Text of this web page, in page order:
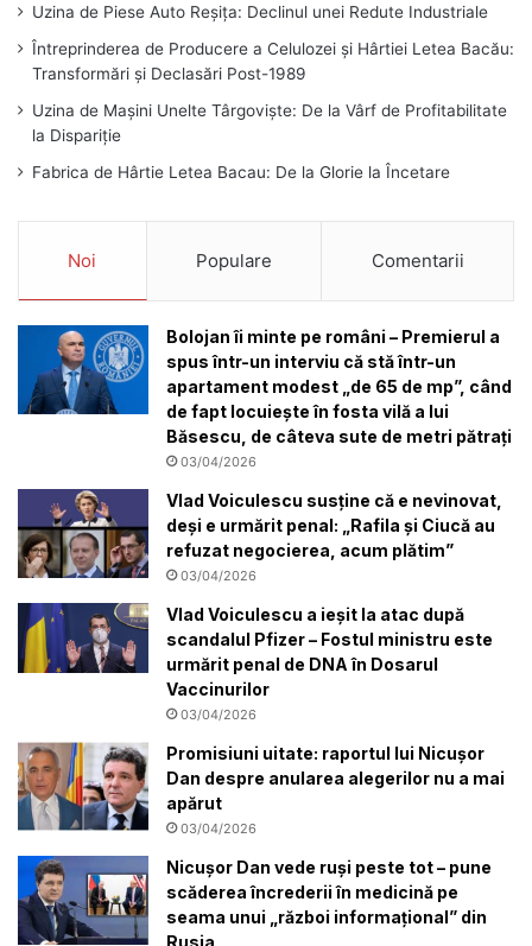
Uzina de Piese Auto Reșița: Declinul unei Redute Industriale
Întreprinderea de Producere a Celulozei și Hârtiei Letea Bacău:
Transformări și Declasări Post-1989
Uzina de Mașini Unelte Târgoviște: De la Vârf de Profitabilitate
la Dispariție
Fabrica de Hârtie Letea Bacau: De la Glorie la Încetare
Noi Populare Comentarii
Bolojan îi minte pe români – Premierul a
spus într-un interviu că stă într-un
apartament modest „de 65 de mp”, când
de fapt locuiește în fosta vilă a lui
Băsescu, de câteva sute de metri pătrați
03/04/2026
Vlad Voiculescu susține că e nevinovat,
deși e urmărit penal: „Rafila și Ciucă au
refuzat negocierea, acum plătim”
03/04/2026
Vlad Voiculescu a ieșit la atac după
scandalul Pfizer – Fostul ministru este
urmărit penal de DNA în Dosarul
Vaccinurilor
03/04/2026
Promisiuni uitate: raportul lui Nicușor
Dan despre anularea alegerilor nu a mai
apărut
03/04/2026
Nicușor Dan vede ruși peste tot – pune
scăderea încrederii în medicină pe
seama unui „război informațional” din
Rusia